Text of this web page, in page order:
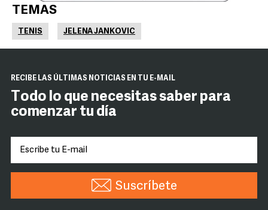
TEMAS
TENIS JELENA JANKOVIC
RECIBE LAS ÚLTIMAS NOTICIAS EN TU E-MAIL
Todo lo que necesitas saber para
comenzar tu día
Suscríbete